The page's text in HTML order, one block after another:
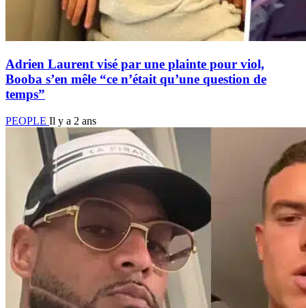
Adrien Laurent visé par une plainte pour viol,
Booba s’en mêle “ce n’était qu’une question de
temps”
PEOPLE Il y a 2 ans